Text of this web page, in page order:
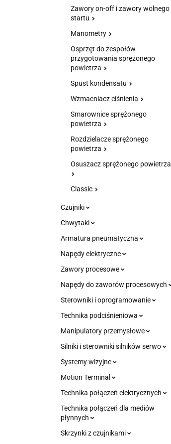
Zawory on-off i zawory wolnego
startu
Manometry
Osprzęt do zespołów
przygotowania sprężonego
powietrza
Spust kondensatu
Wzmacniacz ciśnienia
Smarownice sprężonego
powietrza
Rozdzielacze sprężonego
powietrza
Osuszacz sprężonego powietrza
Classic
Czujniki
Chwytaki
Armatura pneumatyczna
Napędy elektryczne
Zawory procesowe
Napędy do zaworów procesowych
Sterowniki i oprogramowanie
Technika podciśnieniowa
Manipulatory przemysłowe
Silniki i sterowniki silników serwo
Systemy wizyjne
Motion Terminal
Technika połączeń elektrycznych
Technika połączeń dla mediów
płynnych
Skrzynki z czujnikami